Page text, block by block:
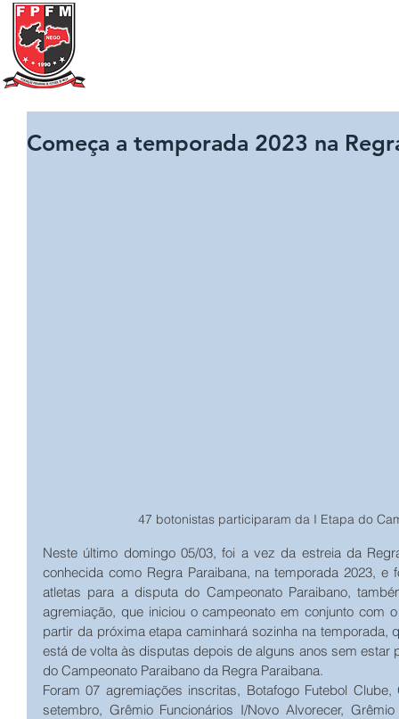
Começa a temporada 2023 na
47 botonistas participaram da I Etapa do
Neste último domingo 05/03, foi a vez da estreia da
conhecida como Regra Paraibana, na temporada 2023,
atletas para a disputa do Campeonato Paraibano,
agremiação, que iniciou o campeonato em conjunto com
partir da próxima etapa caminhará sozinha na temporada,
está de volta às disputas depois de alguns anos sem estar
do Campeonato Paraibano da Regra Paraibana.
Foram 07 agremiações inscritas, Botafogo Futebol
setembro, Grêmio Funcionários I/Novo Alvorecer,